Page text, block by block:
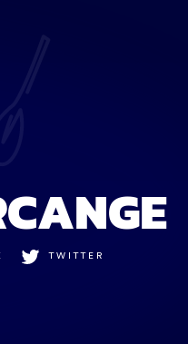
TWITTER